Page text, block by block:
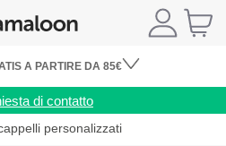
A PARTIRE DA 85€
di contatto
personalizzati